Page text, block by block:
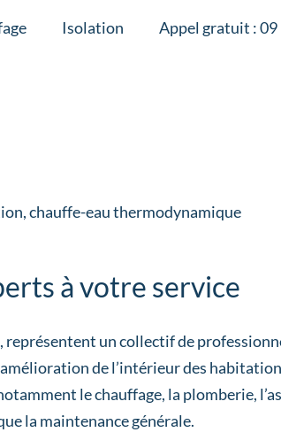
Isolation Appel gratuit : 09
chauffe-eau thermodynamique
à votre service
représentent un collectif de
de l’intérieur des
le chauffage, la plomberie,
la maintenance générale.